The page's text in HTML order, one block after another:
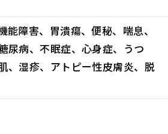
障害、胃潰瘍、便秘、喘息、
尿病、不眠症、心身症、うつ
、湿疹、アトピー性皮膚炎、脱